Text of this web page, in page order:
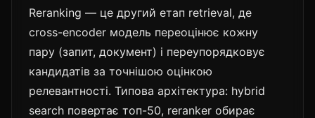
Reranking — це другий етап retrieval, де
cross-encoder модель переоцінює кожну
пару (запит, документ) і переупорядковує
кандидатів за точнішою оцінкою
релевантності. Типова архітектура: hybrid
search повертає топ-50, reranker обирає